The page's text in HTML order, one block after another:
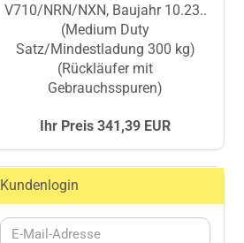
V710/NRN/NXN, Baujahr 10.23..
(Medium Duty
Satz/Mindestladung 300 kg)
(Rückläufer mit
Gebrauchsspuren)
Ihr Preis 341,39 EUR
Kundenlogin
E-